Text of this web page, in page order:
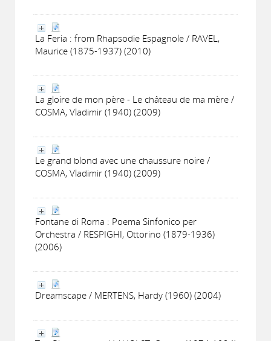
La Feria : from Rhapsodie Espagnole / RAVEL,
Maurice (1875-1937) (2010)
La gloire de mon père - Le château de ma mère /
COSMA, Vladimir (1940) (2009)
Le grand blond avec une chaussure noire /
COSMA, Vladimir (1940) (2009)
Fontane di Roma : Poema Sinfonico per
Orchestra / RESPIGHI, Ottorino (1879-1936)
(2006)
Dreamscape / MERTENS, Hardy (1960) (2004)